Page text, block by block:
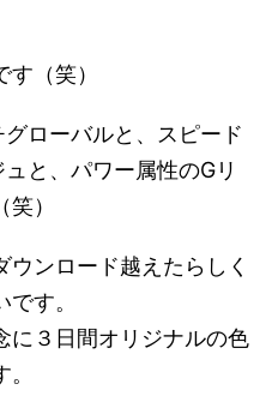
（笑）
ローバルと、スピード
と、パワー属性のGリ
）
ンロード越えたらしく
す。
に３日間オリジナルの色